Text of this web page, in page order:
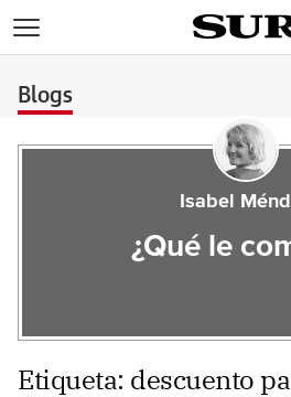
Blogs
Isabel
¿Qué le
Etiqueta: descuento